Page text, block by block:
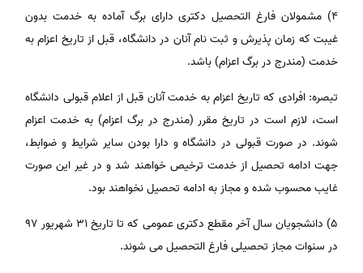
۴) مشمولان فارغ التحصیل دکتری دارای برگ آماده به خدمت بدون
غیبت که زمان پذیرش و ثبت نام آنان در دانشگاه، قبل از تاریخ اعزام به
خدمت (مندرج در برگ اعزام) باشد.
تبصره: افرادی که تاریخ اعزام به خدمت آنان قبل از اعلام قبولی دانشگاه
است، لازم است در تاریخ مقرر (مندرج در برگ اعزام) به خدمت اعزام
شوند. در صورت قبولی در دانشگاه و دارا بودن سایر شرایط و ضوابط،
جهت ادامه تحصیل از خدمت ترخیص خواهند شد و در غیر این صورت
غایب محسوب شده و مجاز به ادامه تحصیل نخواهند بود.
۵) دانشجویان سال آخر مقطع دکتری عمومی که تا تاریخ ٣١ شهریور ٩٧
در سنوات مجاز تحصیلی فارغ التحصیل می شوند.